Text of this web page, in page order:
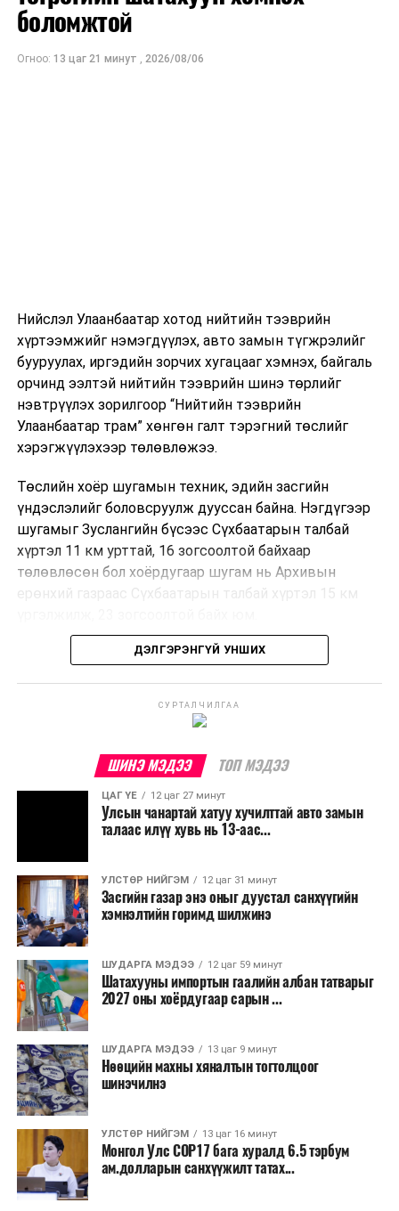
ам.долларбайхаар тооцжээ.
боломжтой
Огноо: 13 цаг 21 минут , 2026/08/06
Нийслэл Улаанбаатар хотод нийтийн тээврийн
хүртээмжийг нэмэгдүүлэх, авто замын түгжрэлийг
бууруулах, иргэдийн зорчих хугацааг хэмнэх, байгаль
орчинд ээлтэй нийтийн тээврийн шинэ төрлийг
нэвтрүүлэх зорилгоор “Нийтийн тээврийн
Улаанбаатар трам” хөнгөн галт тэрэгний төслийг
хэрэгжүүлэхээр төлөвлөжээ.
Төслийн хоёр шугамын техник, эдийн засгийн
үндэслэлийг боловсруулж дууссан байна. Нэгдүгээр
шугамыг Зуслангийн бүсээс Сүхбаатарын талбай
хүртэл 11 км урттай, 16 зогсоолтой байхаар
төлөвлөсөн бол хоёрдугаар шугам нь Архивын
ерөнхий газраас Сүхбаатарын талбай хүртэл 15 км
Төслийг бүрэн хэрэгжүүлснээр цагт 10-12 мянган
Трамвайн системийг хөгжүүлснээр нийтийн тээвэрт
суурилсан хот төлөвлөлтийг дэмжиж, шугам болон
зогсоолуудыг түшиглэсэн худалдаа, үйлчилгээ, орон
сууцны шинэ бүсүүд бий болох боломжтой. Үүний
зэрэгцээ ажлын байр нэмэгдэх, жижиг, дунд
бизнесийн үйл ажиллагаа өргөжих, үл хөдлөх
хөрөнгийн үнэ цэнэ өсөх зэрэг эдийн засгийн эерэг
үр нөлөө үзүүлнэ гэж тооцсон байна.
Трамвай нь цахилгаан эрчим хүчээр ажилладаг тул
ашиглалтын явцад агаар бохирдуулагч бодис шууд
ялгаруулахгүй. Иргэд хувийн автомашинаас их
багтаамжийн нийтийн тээвэрт шилжсэнээр замын
хөдөлгөөний ачаалал, нүүрстөрөгчийн давхар исэл
болон бусад хүлэмжийн хийн ялгарлыг бууруулах ач
холбогдолтой.
Түгжрэлээс үүдэлтэй эдийн засгийн алдагдлыг
тооцоход нэг автомашин өдөрт дунджаар 2.5 цаг
түгжрэлд саатахдаа 3.45 литр шатахууныг үр ашиггүй
зарцуулдаг байна. Ингэснээр нэг жолооч өдөрт
8,238.6 төгрөг, жилд 1.7 сая гаруй төгрөгийн
ДЭЛГЭРЭНГҮЙ УНШИХ
СУРТАЛЧИЛГАА
ШИНЭ МЭДЭЭ ТОП МЭДЭЭ
ЦАГ ҮЕ 12 цаг 27 минут
Улсын чанартай хатуу хучилттай авто замын
талаас илүү хувь нь 13-аас...
УЛСТӨР НИЙГЭМ 12 цаг 31 минут
Засгийн газар энэ оныг дуустал санхүүгийн
хэмнэлтийн горимд шилжинэ
ШУДАРГА МЭДЭЭ 12 цаг 59 минут
Шатахууны импортын гаалийн албан татварыг
2027 оны хоёрдугаар сарын ...
ШУДАРГА МЭДЭЭ 13 цаг 9 минут
Нөөцийн махны хяналтын тогтолцоог
шинэчилнэ
УЛСТӨР НИЙГЭМ 13 цаг 16 минут
Монгол Улс COP17 бага хуралд 6.5 тэрбум
ам.долларын санхүүжилт татах...